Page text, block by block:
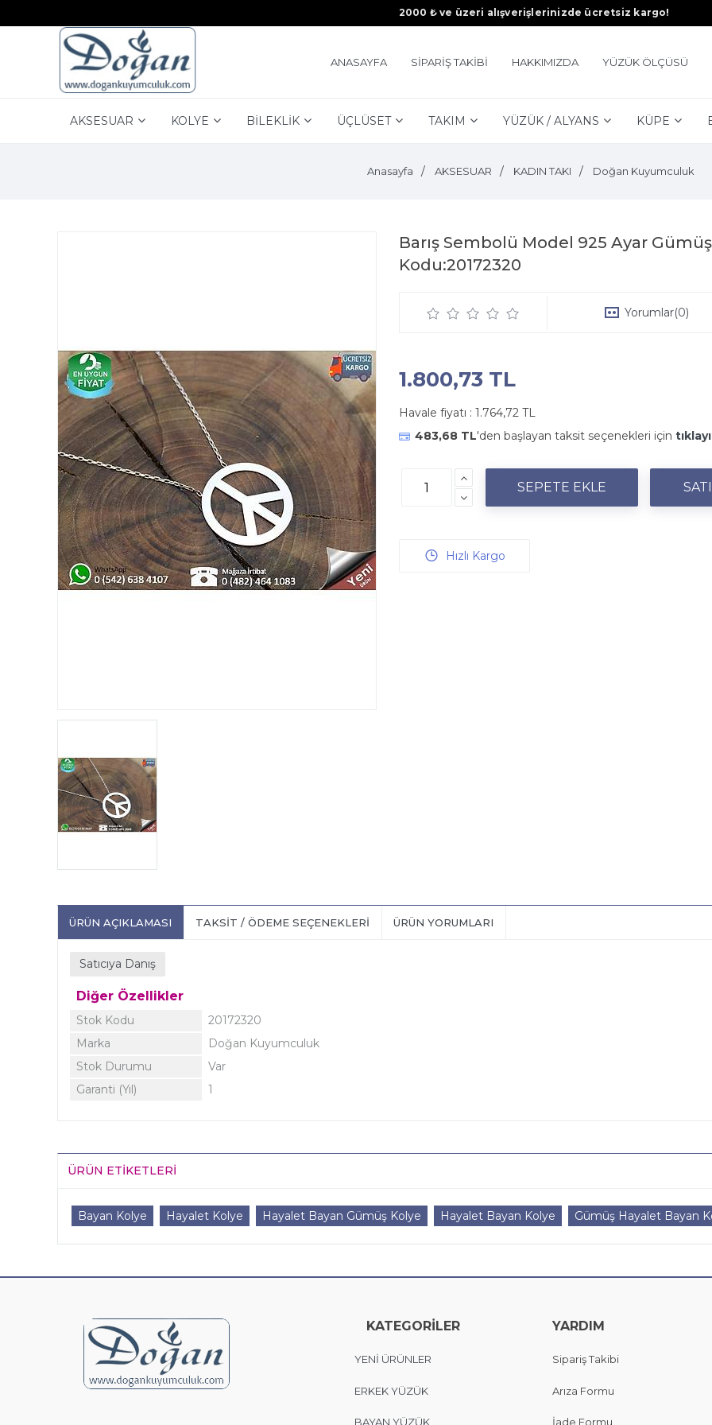
2000 ₺ ve üzeri alışverişlerinizde ücretsiz kargo!
ANASAYFA SİPARİŞ TAKİBİ HAKKIMIZDA YÜZÜK ÖLÇÜSÜ
AKSESUAR KOLYE BİLEKLİK ÜÇLÜSET TAKIM YÜZÜK / ALYANS KÜPE
Anasayfa AKSESUAR KADIN TAKI Doğan Kuyumculuk
Barış Sembolü Model 925 Ayar
Kodu:20172320
Yorumlar(0)
1.800,73 TL
Havale fiyatı : 1.764,72 TL
483,68 TL'den başlayan taksit seçenekleri için
ÜRÜN AÇIKLAMASI TAKSIT / ÖDEME SEÇENEKLERI ÜRÜN YORUMLARI
Satıcıya Danış
Diğer Özellikler
Stok Kodu
20172320
Marka
Doğan Kuyumculuk
Stok Durumu
Var
Garanti (Yıl)
1
ÜRÜN ETIKETLERI
Bayan Kolye Hayalet Kolye Hayalet Bayan Gümüş Kolye Hayalet Bayan Kolye Gümüş Hayalet Bayan
KATEGORİLER
YENİ ÜRÜNLER
ERKEK YÜZÜK
BAYAN YÜZÜK
YARDIM
Sipariş Takibi
Arıza Formu
İade Formu